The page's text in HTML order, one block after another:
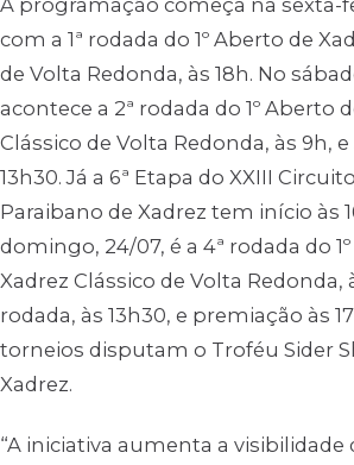
com a 1ª rodada do 1º Aberto de
de Volta Redonda, às 18h. No
acontece a 2ª rodada do 1º Aberto
Clássico de Volta Redonda, às 9h, e
13h30. Já a 6ª Etapa do XXIII
Paraibano de Xadrez tem início às
domingo, 24/07, é a 4ª rodada do
Xadrez Clássico de Volta Redonda,
rodada, às 13h30, e premiação às
torneios disputam o Troféu Sider
Xadrez.
“A iniciativa aumenta a visibilidade